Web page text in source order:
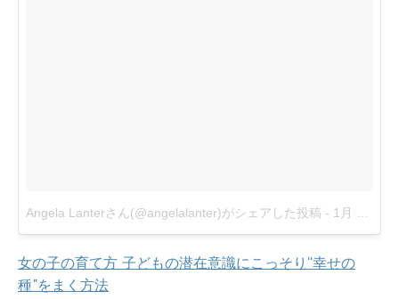
Angela Lanterさん(@angelalanter)がシェアした投稿 - 1月 5, 2018 at 8:46午前 PST
女の子の育て方 子どもの潜在意識にこっそり“幸せの
種"をまく方法